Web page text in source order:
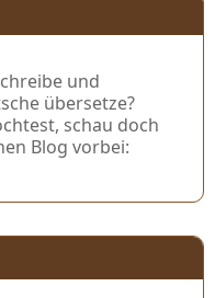
und
übersetze?
schau doch
Blog vorbei: